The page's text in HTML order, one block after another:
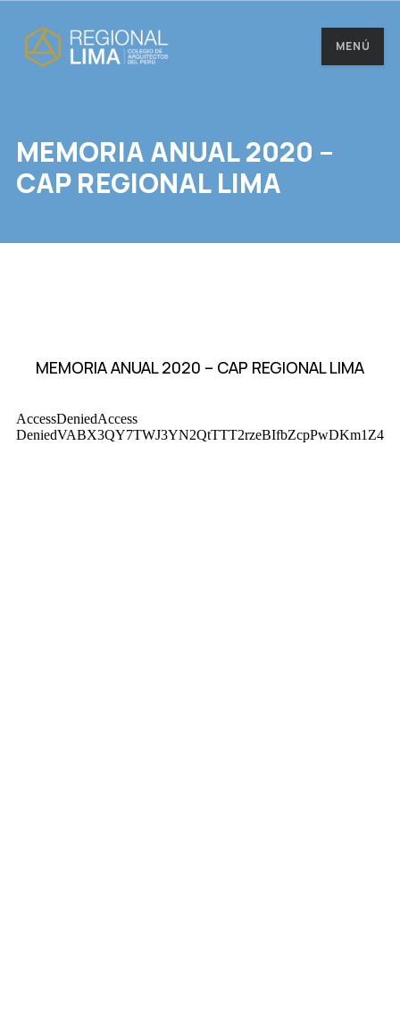
MENÚ
MEMORIA ANUAL 2020 –
CAP REGIONAL LIMA
MEMORIA ANUAL 2020 – CAP REGIONAL LIMA